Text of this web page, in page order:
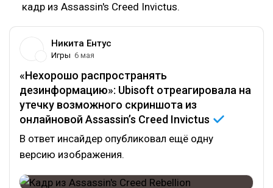
кадр из Assassin's Creed Invictus.
Никита Ентус
Игры 6 мая
«Нехорошо распространять
дезинформацию»: Ubisoft отреагировала на
утечку возможного скриншота из
онлайновой Assassin’s Creed Invictus
В ответ инсайдер опубликовал ещё одну
версию изображения.